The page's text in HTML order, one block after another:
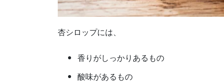
杏シロップには、
香りがしっかりあるもの
酸味があるもの